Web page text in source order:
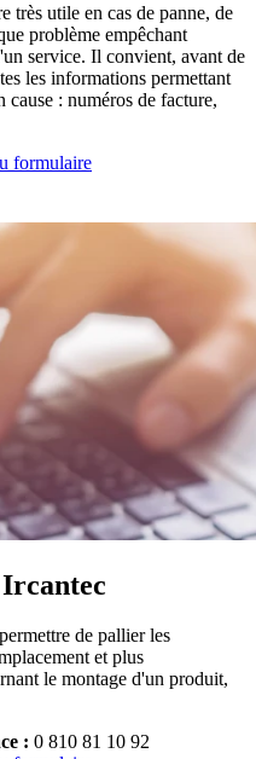
très utile en cas de panne, de
problème empêchant
service. Il convient, avant de
les informations permettant
: numéros de facture,
formulaire
de pallier les
et plus
le montage d'un produit,
: 0 810 81 10 92